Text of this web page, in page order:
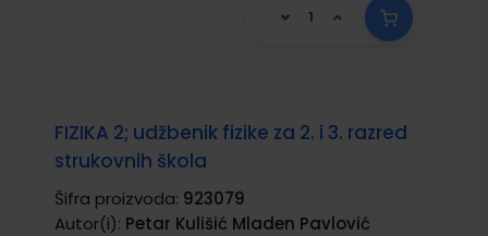
FIZIKA 2; udžbenik fizike za 2. i 3. razred
strukovnih škola
Šifra proizvoda: 923079
Autor(i): Petar Kulišić Mladen Pavlović